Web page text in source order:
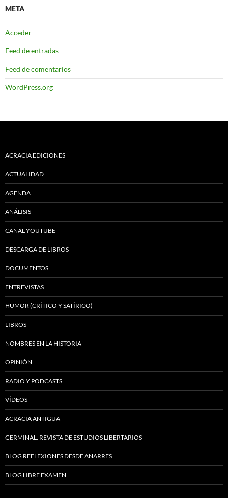
META
Acceder
Feed de entradas
Feed de comentarios
WordPress.org
ACRACIA EDICIONES
ACTUALIDAD
AGENDA
ANÁLISIS
CANAL YOUTUBE
DESCARGA DE LIBROS
DOCUMENTOS
ENTREVISTAS
HUMOR (CRÍTICO Y SATÍRICO)
LIBROS
NOMBRES EN LA HISTORIA
OPINIÓN
RADIO Y PODCASTS
VÍDEOS
ACRACIA ANTIGUA
GERMINAL. REVISTA DE ESTUDIOS LIBERTARIOS
BLOG REFLEXIONES DESDE ANARRES
BLOG LIBRE EXAMEN